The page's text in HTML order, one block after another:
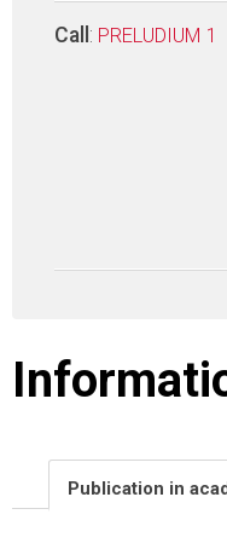
Call : PRELUDIUM 1
Publication in